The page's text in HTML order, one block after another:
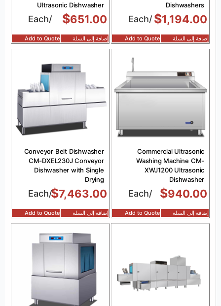
Dishwashers
$1,194.00
/Each
إضافة إلى السلة Add to Quote
Ultrasonic Dishwasher
$651.00
/Each
إضافة إلى السلة Add to Quote
Commercial Ultrasonic
Washing Machine CM-
XWJ1200 Ultrasonic
Dishwasher
$940.00
/Each
إضافة إلى السلة Add to Quote
Conveyor Belt Dishwasher
CM-DXEL230J Conveyor
Dishwasher with Single
Drying
$7,463.00
/Each
إضافة إلى السلة Add to Quote